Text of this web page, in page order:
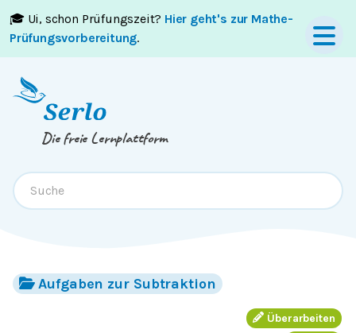
🎓 Ui, schon Prüfungszeit? Hier geht's zur Mathe-
Prüfungsvorbereitung.
Springe zumInhaltoderFooter
Die freie Lernplattform
Aufgaben zur Subtraktion
Überarbeiten